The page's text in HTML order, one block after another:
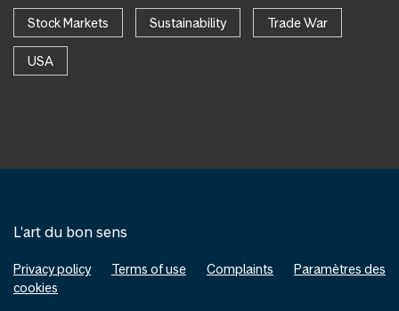
Stock Markets Sustainability Trade War
USA
L'art du bon sens
Privacy policy Terms of use Complaints
Paramètres des
cookies